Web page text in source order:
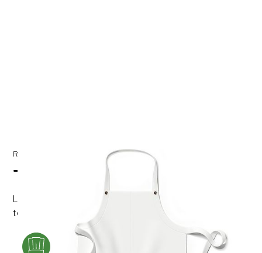
Réf.
Tablier blanc PVC
L'indispensable pour protéger vos vêtements de
toutes salissures.